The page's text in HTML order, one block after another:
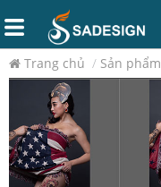
Trang chủ / Sản phẩm